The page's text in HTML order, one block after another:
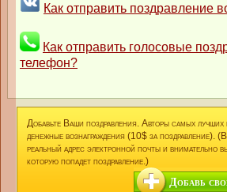
Как отправить поздравление
Как отправить голосовые
телефон?
Добавьте Ваши поздравления. Авторы самых лучших
денежные вознаграждения (10$ за поздравление).
реальный адрес электронной почты и внимательно
которую попадет поздравление.)
Добавь